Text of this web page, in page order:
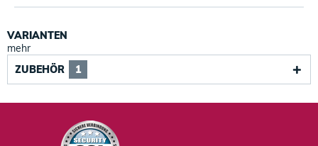
VARIANTEN
mehr
ZUBEHÖR
1